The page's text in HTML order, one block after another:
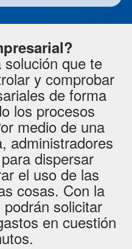
que te
y comprobar
de forma
los procesos
medio de una
administradores
dispersar
el uso de las
cosas. Con la
solicitar
en cuestión